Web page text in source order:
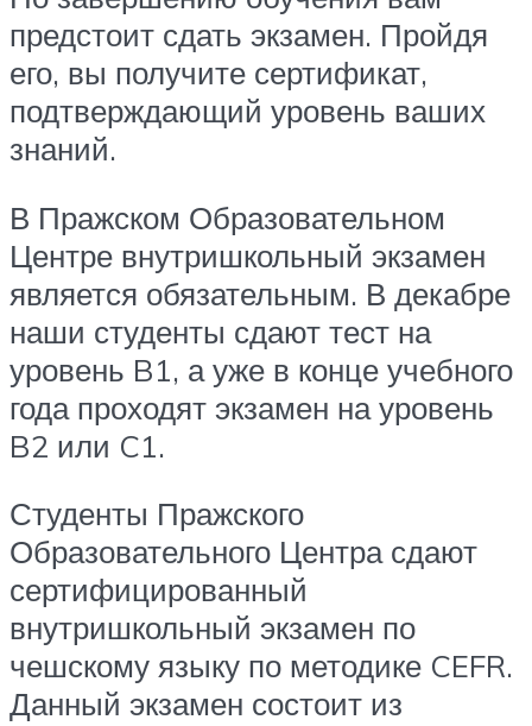
предстоит сдать экзамен. Пройдя
его, вы получите сертификат,
подтверждающий уровень ваших
знаний.
В Пражском Образовательном
Центре внутришкольный экзамен
является обязательным. В декабре
наши студенты сдают тест на
уровень B1, а уже в конце учебного
года проходят экзамен на уровень
B2 или C1.
Студенты Пражского
Образовательного Центра сдают
сертифицированный
внутришкольный экзамен по
чешскому языку по методике CEFR.
Данный экзамен состоит из